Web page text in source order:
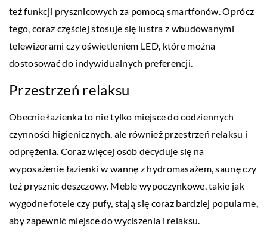
też funkcji prysznicowych za pomocą smartfonów. Oprócz
tego, coraz częściej stosuje się lustra z wbudowanymi
telewizorami czy oświetleniem LED, które można
dostosować do indywidualnych preferencji.
Przestrzeń relaksu
Obecnie łazienka to nie tylko miejsce do codziennych
czynności higienicznych, ale również przestrzeń relaksu i
odprężenia. Coraz więcej osób decyduje się na
wyposażenie łazienki w wannę z hydromasażem, saunę czy
też prysznic deszczowy. Meble wypoczynkowe, takie jak
wygodne fotele czy pufy, stają się coraz bardziej popularne,
aby zapewnić miejsce do wyciszenia i relaksu.